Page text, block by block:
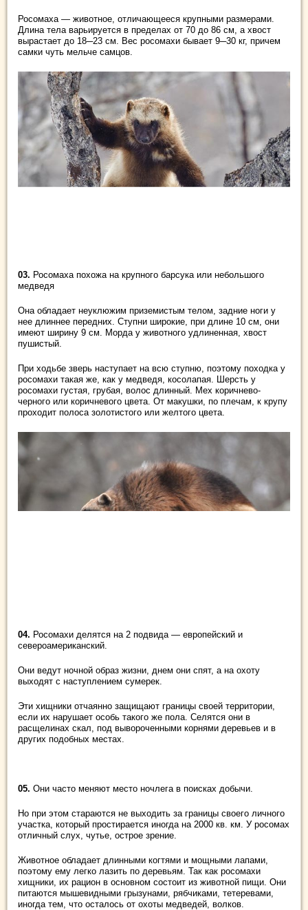
Росомаха ― животное, отличающееся крупными размерами.
Длина тела варьируется в пределах от 70 до 86 см, а хвост
вырастает до 18─23 см. Вес росомахи бывает 9─30 кг, причем
самки чуть мельче самцов.
03. Росомаха похожа на крупного барсука или небольшого
медведя
Она обладает неуклюжим приземистым телом, задние ноги у
нее длиннее передних. Ступни широкие, при длине 10 см, они
имеют ширину 9 см. Морда у животного удлиненная, хвост
пушистый.
При ходьбе зверь наступает на всю ступню, поэтому походка у
росомахи такая же, как у медведя, косолапая. Шерсть у
росомахи густая, грубая, волос длинный. Мех коричнево-
черного или коричневого цвета. От макушки, по плечам, к крупу
проходит полоса золотистого или желтого цвета.
04. Росомахи делятся на 2 подвида ― европейский и
североамериканский.
Они ведут ночной образ жизни, днем они спят, а на охоту
выходят с наступлением сумерек.
Эти хищники отчаянно защищают границы своей территории,
если их нарушает особь такого же пола. Селятся они в
расщелинах скал, под вывороченными корнями деревьев и в
других подобных местах.
05. Они часто меняют место ночлега в поисках добычи.
Но при этом стараются не выходить за границы своего личного
участка, который простирается иногда на 2000 кв. км. У росомах
отличный слух, чутье, острое зрение.
Животное обладает длинными когтями и мощными лапами,
поэтому ему легко лазить по деревьям. Так как росомахи
хищники, их рацион в основном состоит из животной пищи. Они
питаются мышевидными грызунами, рябчиками, тетеревами,
иногда тем, что осталось от охоты медведей, волков.